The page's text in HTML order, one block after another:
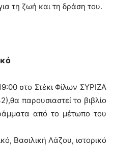
τη ζωή και τη δράση του.
στο Στέκι Φίλων ΣΥΡΙΖΑ
παρουσιαστεί το βιβλίο
από το μέτωπο του
Βασιλική Λάζου, ιστορικό